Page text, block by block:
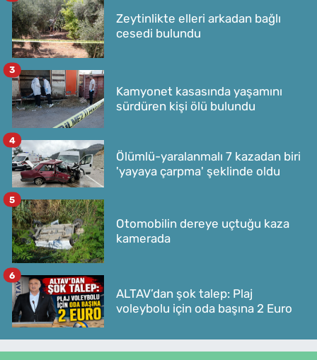
Zeytinlikte elleri arkadan bağlı
cesedi bulundu
Kamyonet kasasında yaşamını
sürdüren kişi ölü bulundu
3
Ölümlü-yaralanmalı 7 kazadan biri
'yayaya çarpma' şeklinde oldu
4
Otomobilin dereye uçtuğu kaza
kamerada
5
ALTAV’dan şok talep: Plaj
voleybolu için oda başına 2 Euro
6